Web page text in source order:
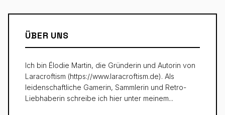
ÜBER UNS
Ich bin Élodie Martin, die Gründerin und Autorin von
Laracroftism (https://www.laracroftism.de). Als
leidenschaftliche Gamerin, Sammlerin und Retro-
Liebhaberin schreibe ich hier unter meinem...